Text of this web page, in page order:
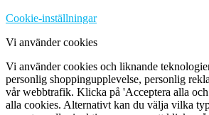
Cookie-inställningar
Vi använder cookies
Vi använder cookies och liknande
personlig shoppingupplevelse, personlig
vår webbtrafik. Klicka på 'Acceptera alla
alla cookies. Alternativt kan du välja vilka